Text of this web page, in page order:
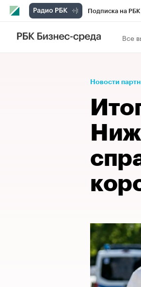
Подписка на РБК
Телеканал
Спецпроекты
Все
Новости